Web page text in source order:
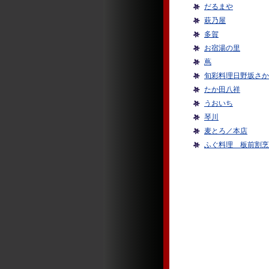
だるまや
萩乃屋
多賀
お宿湯の里
蔦
旬彩料理日野坂さ
たか田八祥
うおいち
琴川
麦とろ／本店
ふぐ料理 板前割